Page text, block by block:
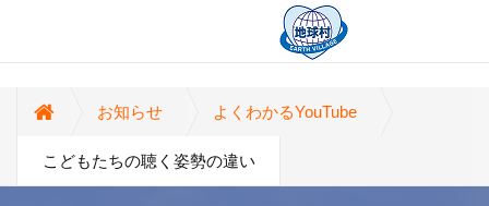
お知らせ よくわかるYouTube
こどもたちの聴く姿勢の違い